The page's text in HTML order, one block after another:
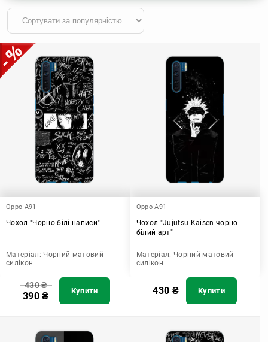
Oppo A91
Чохол "Чорно-білі написи"
Матеріал: Чорний матовий
силікон
430₴
390₴ Купити
Oppo A91
Чохол "Jujutsu Kaisen чорно-
білий арт"
Матеріал: Чорний матовий
силікон
430 ₴ Купити